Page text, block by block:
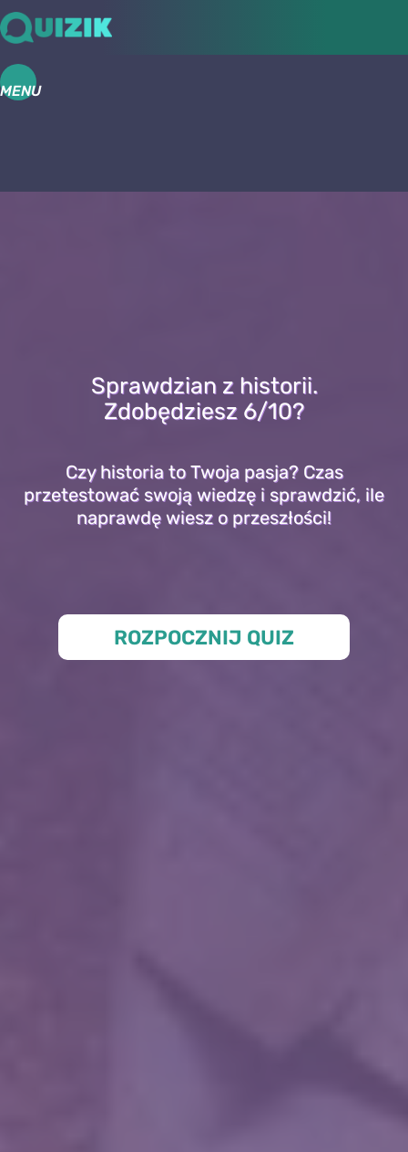
MENU
Sprawdzian z historii.
Zdobędziesz 6/10?
Czy historia to Twoja pasja? Czas
przetestować swoją wiedzę i sprawdzić, ile
naprawdę wiesz o przeszłości!
ROZPOCZNIJ QUIZ